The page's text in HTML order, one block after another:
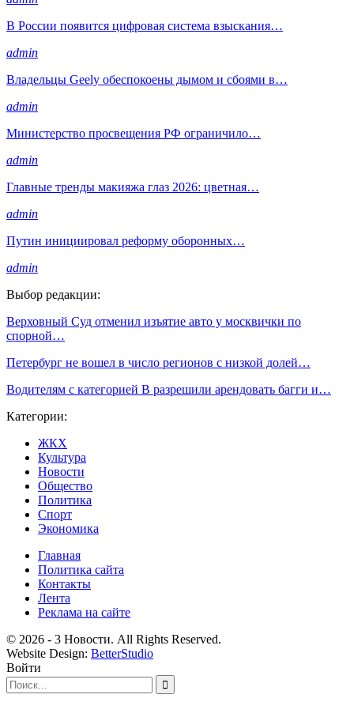
В России появится цифровая система взыскания…
admin
Владельцы Geely обеспокоены дымом и сбоями в…
admin
Министерство просвещения РФ ограничило…
admin
Главные тренды макияжа глаз 2026: цветная…
admin
Путин инициировал реформу оборонных…
admin
Выбор редакции:
Верховный Суд отменил изъятие авто у москвички по
спорной…
Петербург не вошел в число регионов с низкой долей…
Водителям с категорией B разрешили арендовать багги и…
Категории:
ЖКХ
Культура
Новости
Общество
Политика
Спорт
Экономика
Главная
Политика сайта
Контакты
Лента
Реклама на сайте
© 2026 - 3 Новости. All Rights Reserved.
Website Design: BetterStudio
Войти